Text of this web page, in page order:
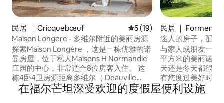
民居 ｜ Cricquebœuf 平均评分 5 分（满分 5 分）
5 (19)
Maison Longere - 多维尔附近的美丽房源
探索Maison Longère ，这是一栋优雅的诺
曼房屋，位于私人Maisons H Normandie
庄园的中心，非常适合8位房客入住。 这
栋4卧4卫房源距离多维尔（ Deauville
）、特鲁维尔（ Trouville ）和翁弗勒尔（
Honfleur ）仅10分钟车程，将现代舒适与
民居 ｜ Formentin
迷人的房子，配有
球和街机游戏
与家人或朋友一起
平方米的美丽诺曼
天还是冬天都很完
有您度过美好时光
足球、法式滚球、
游戏、蹦床和许多棋盘游
在福尔芒坦深受欢迎的度假屋便利设施